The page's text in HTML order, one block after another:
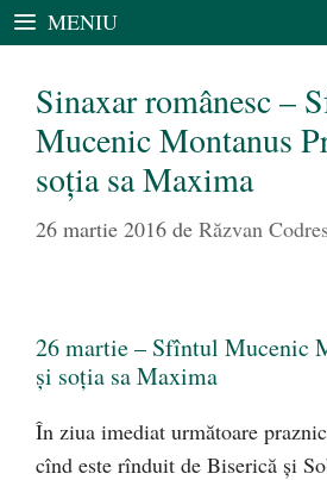
MENIU
Sinaxar românesc –
Mucenic Montanus
soția sa Maxima
26 martie 2016 de Răzvan
26 martie – Sfîntul Mucenic
și soția sa Maxima
În ziua imediat următoare
cînd este rînduit de Biserică şi